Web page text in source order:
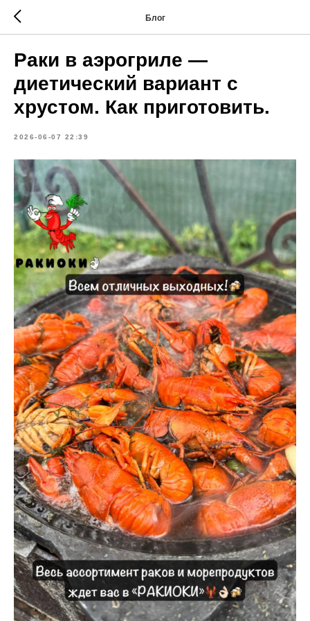
Блог
Раки в аэрогриле —
диетический вариант с
хрустом. Как приготовить.
2026-06-07 22:39